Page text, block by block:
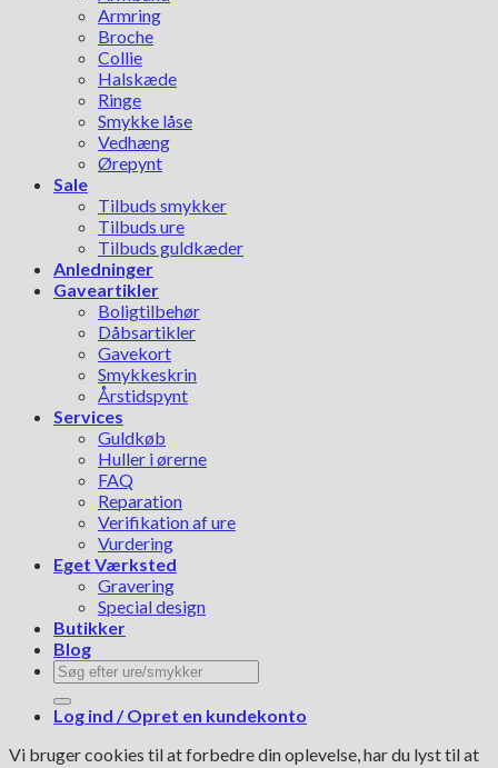
Armring
Broche
Collie
Halskæde
Ringe
Smykke låse
Vedhæng
Ørepynt
Sale
Tilbuds smykker
Tilbuds ure
Tilbuds guldkæder
Anledninger
Gaveartikler
Boligtilbehør
Dåbsartikler
Gavekort
Smykkeskrin
Årstidspynt
Services
Guldkøb
Huller i ørerne
FAQ
Reparation
Verifikation af ure
Vurdering
Eget Værksted
Gravering
Special design
Butikker
Blog
Søg
efter:
Log ind / Opret en kundekonto
Vi bruger cookies til at forbedre din oplevelse, har du lyst til at